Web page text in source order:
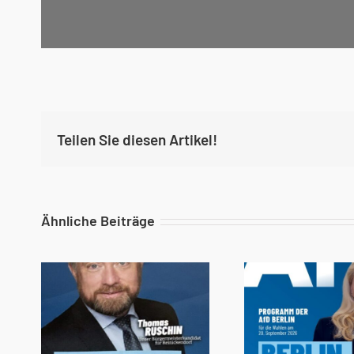
Teilen Sie diesen Artikel!
Ähnliche Beiträge